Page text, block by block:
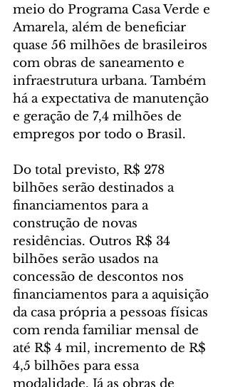
meio do Programa Casa Verde e
Amarela, além de beneficiar
quase 56 milhões de brasileiros
com obras de saneamento e
infraestrutura urbana. Também
há a expectativa de manutenção
e geração de 7,4 milhões de
empregos por todo o Brasil.
Do total previsto, R$ 278
bilhões serão destinados a
financiamentos para a
construção de novas
residências. Outros R$ 34
bilhões serão usados na
concessão de descontos nos
financiamentos para a aquisição
da casa própria a pessoas físicas
com renda familiar mensal de
até R$ 4 mil, incremento de R$
4,5 bilhões para essa
modalidade. Já as obras de